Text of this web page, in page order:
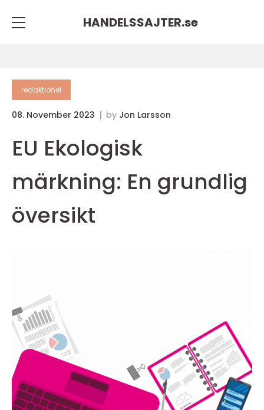
HANDELSSAJTER.se
redaktionel
08. November 2023 by Jon Larsson
EU Ekologisk
märkning: En grundlig
översikt